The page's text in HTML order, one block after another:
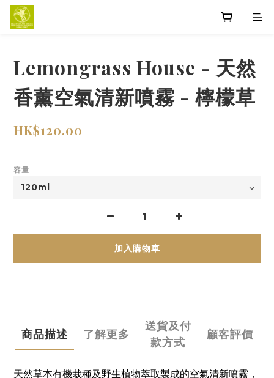
Lemongrass House - 天然
香薰空氣清新噴霧 - 檸檬草
HK$120.00
容量
加入購物車
商品描述 了解更多
送貨及付
款方式
顧客評價
天然草本有機栽種及野生植物萃取製成的空氣清新噴霧，